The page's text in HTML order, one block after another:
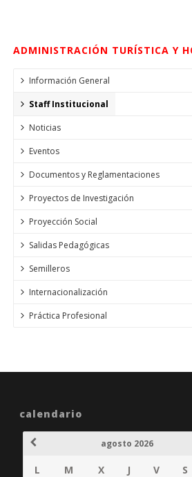
ADMINISTRACIÓN TURÍSTICA Y
Información General
Staff Institucional
Noticias
Eventos
Documentos y Reglamentaciones
Proyectos de Investigación
Proyección Social
Salidas Pedagógicas
Semilleros
Internacionalización
Práctica Profesional
calendario
agosto 2026
L M X J V S